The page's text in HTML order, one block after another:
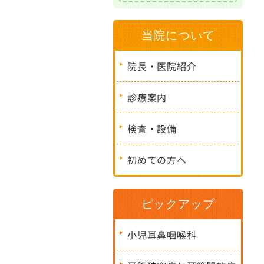
当院について
院長・医院紹介
診療案内
検査・設備
初めての方へ
ピックアップ
小児耳鼻咽喉科